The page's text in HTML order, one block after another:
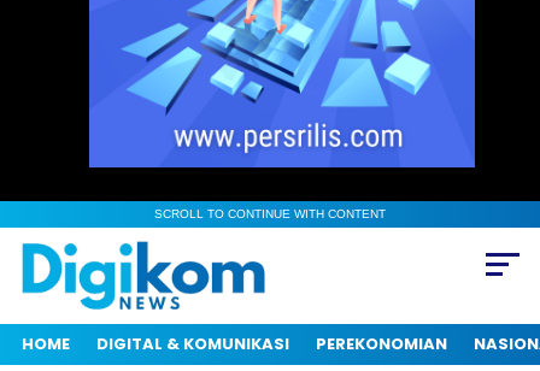
SCROLL TO CONTINUE WITH CONTENT
HOME DIGITAL & KOMUNIKASI PEREKONOMIAN